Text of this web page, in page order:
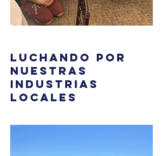
Luchando por
nuestras
industrias
locales